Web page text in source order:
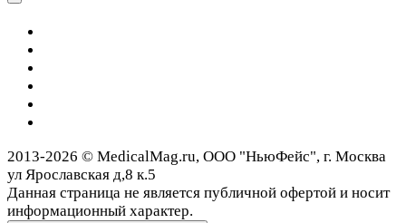
2013-2026 © MedicalMag.ru, ООО "НьюФейс", г. Москва
ул Ярославская д,8 к.5
Данная страница не является публичной офертой и носит
информационный характер.